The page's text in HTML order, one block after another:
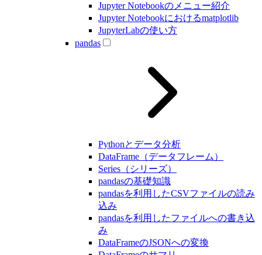
Jupyter Notebookのメニュー紹介
Jupyter Notebookにおけるmatplotlib
JupyterLabの使い方
pandas
Pythonとデータ分析
DataFrame（データフレーム）
Series（シリーズ）
pandasの基礎知識
pandasを利用したCSVファイルの読み
込み
pandasを利用したファイルへの書き込
み
DataFrameのJSONへの変換